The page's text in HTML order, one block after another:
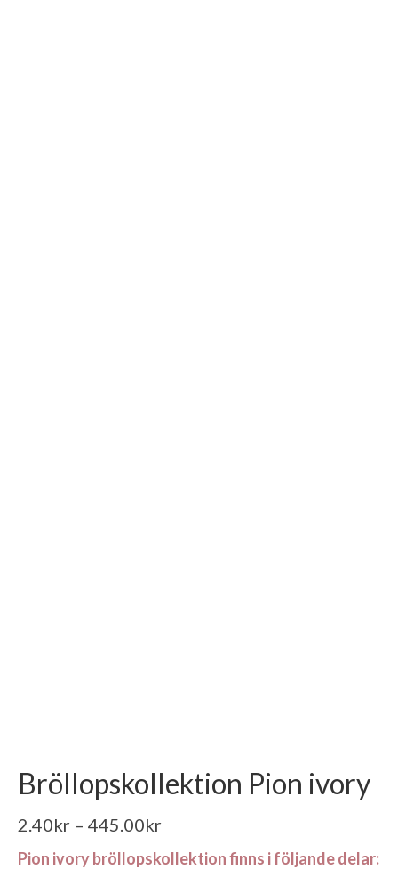
Bröllopskollektion Pion ivory
2.40kr – 445.00kr
Pion ivory bröllopskollektion finns i följande delar: